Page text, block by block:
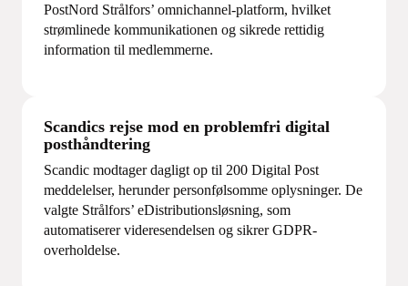
PostNord Strålfors’ omnichannel-platform, hvilket
strømlinede kommunikationen og sikrede rettidig
information til medlemmerne.
Scandics rejse mod en problemfri digital
posthåndtering
Scandic modtager dagligt op til 200 Digital Post
meddelelser, herunder personfølsomme oplysninger. De
valgte Strålfors’ eDistributionsløsning, som
automatiserer videresendelsen og sikrer GDPR-
overholdelse.